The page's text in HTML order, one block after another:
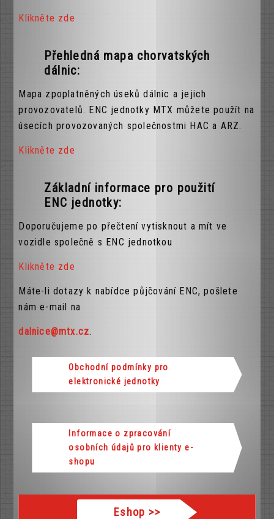
Klikněte zde
Přehledná mapa chorvatských
dálnic:
Mapa zpoplatněných úseků dálnic a jejich
provozovatelů. ENC jednotky MTX můžete použít na
úsecích provozovaných společnostmi HAC a ARZ.
Klikněte zde
Základní informace pro použití
ENC jednotky:
Doporučujeme po přečtení vytisknout a mít ve
vozidle společně s ENC jednotkou
Klikněte zde
Máte-li dotazy k nabídce půjčování ENC, pošlete
nám e-mail na
dalnice@mtx.cz.
Obchodní podmínky pro
elektronické jednotky
Informace o zpracování
osobních údajů pro klienty e-
shopu
Eshop >>